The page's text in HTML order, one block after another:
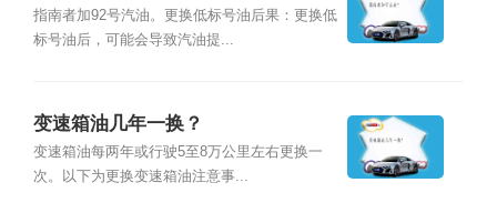
指南者加92号汽油。更换低标号油后果：更换低
标号油后，可能会导致汽油提...
变速箱油几年一换？
变速箱油每两年或行驶5至8万公里左右更换一
次。以下为更换变速箱油注意事...